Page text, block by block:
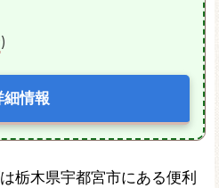
)
細情報
は栃木県宇都宮市にある便利